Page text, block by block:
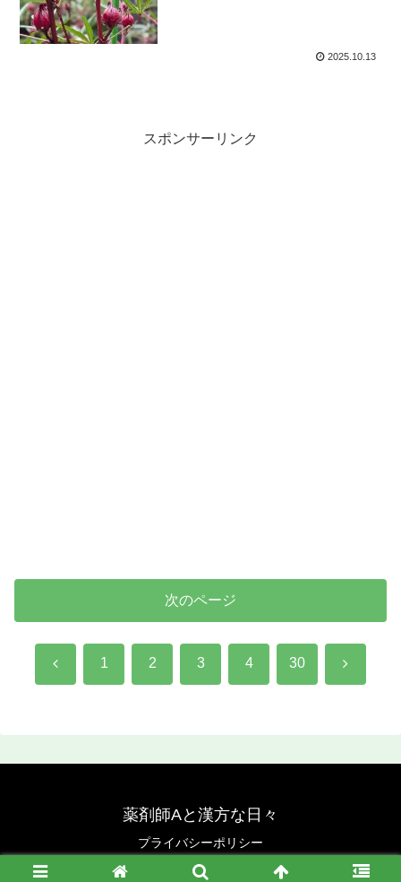
2025.10.13
スポンサーリンク
次のページ
前 1 2 3 4 30 次
薬剤師Aと漢方な日々
プライバシーポリシー
© 2021 薬剤師Aと漢方な日々.